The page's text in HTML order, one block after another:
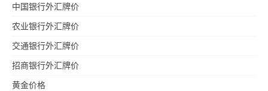
中国银行外汇牌价
农业银行外汇牌价
交通银行外汇牌价
招商银行外汇牌价
黄金价格